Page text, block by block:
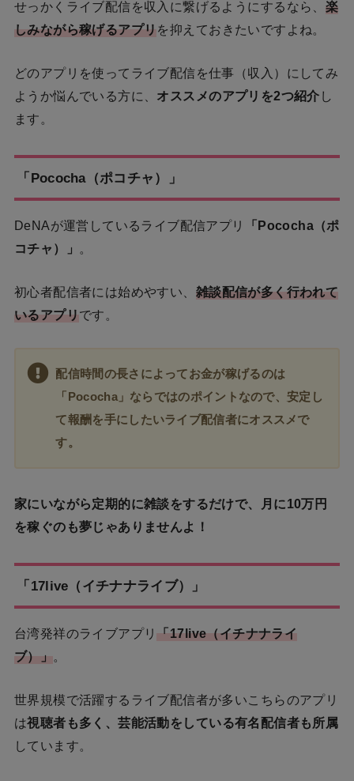
せっかくライブ配信を収入に繋げるようにするなら、 楽
しみながら稼げるアプリ を抑えておきたいですよね。
どのアプリを使ってライブ配信を仕事（収入）にしてみ
ようか悩んでいる方に、 オススメのアプリを2つ紹介 し
ます。
「Pococha（ポコチャ）」
DeNAが運営しているライブ配信アプリ
「Pococha（ポ
コチャ）」
。
初心者配信者には始めやすい、 雑談配信が多く行われて
いるアプリ です。
配信時間の長さによってお金が稼げるのは
「Pococha」ならではのポイントなので、安定し
て報酬を手にしたいライブ配信者にオススメで
す。
家にいながら定期的に雑談をするだけで、月に10万円
を稼ぐのも夢じゃありませんよ！
「17live（イチナナライブ）」
台湾発祥のライブアプリ
「17live（イチナナライ
ブ）」 。
世界規模で活躍するライブ配信者が多いこちらのアプリ
は視聴者も多く、芸能活動をしている有名配信者も所属
しています。